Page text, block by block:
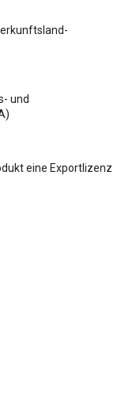
und
eine Exportlizenz